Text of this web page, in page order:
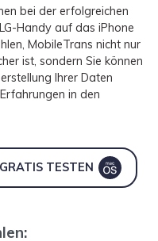
bei der erfolgreichen
Handy auf das iPhone
MobileTrans nicht nur
ist, sondern Sie können
Ihrer Daten
in den
GRATIS TESTEN